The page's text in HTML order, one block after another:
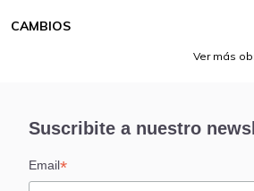
CAMBIOS
Ver más
Suscribite a nuestro
Email*